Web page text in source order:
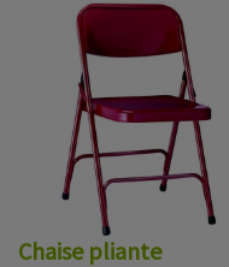
Chaise pliante